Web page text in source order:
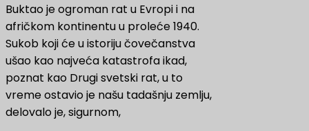
Buktao je ogroman rat u Evropi i na
afričkom kontinentu u proleće 1940.
Sukob koji će u istoriju čovečanstva
ušao kao najveća katastrofa ikad,
poznat kao Drugi svetski rat, u to
vreme ostavio je našu tadašnju zemlju,
delovalo je, sigurnom,